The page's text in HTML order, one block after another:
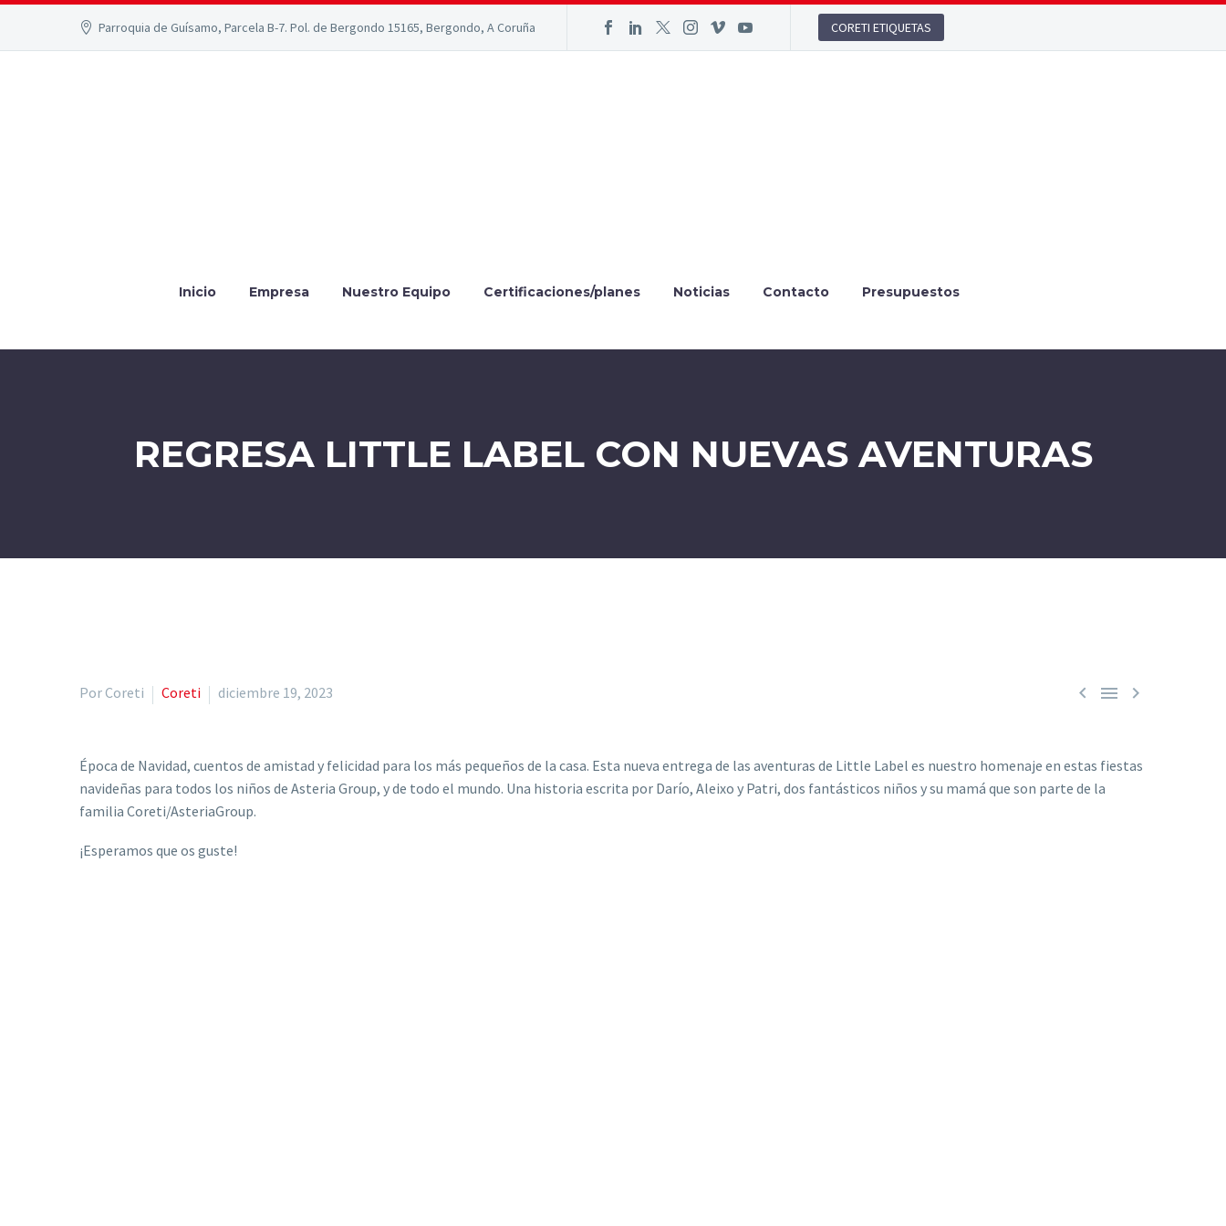
Parroquia de Guísamo, Parcela B-7. Pol. de Bergondo 15165, Bergondo, A Coruña CORETI ETIQUETAS
Inicio Empresa Nuestro Equipo Certificaciones/planes Noticias Contacto Presupuestos
REGRESA LITTLE LABEL CON NUEVAS AVENTURAS
  
Por Coreti Coreti diciembre 19, 2023
Época de Navidad, cuentos de amistad y felicidad para los más pequeños de la casa. Esta nueva entrega de las aventuras de Little Label es nuestro homenaje en estas fiestas
navideñas para todos los niños de Asteria Group, y de todo el mundo. Una historia escrita por Darío, Aleixo y Patri, dos fantásticos niños y su mamá que son parte de la
familia Coreti/AsteriaGroup.
¡Esperamos que os guste!